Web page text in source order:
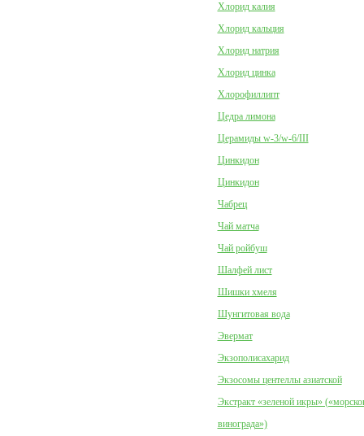
Хлорид калия
Хлорид кальция
Хлорид натрия
Хлорид цинка
Хлорофиллипт
Цедра лимона
Церамиды w-3/w-6/III
Цинкидон
Цинкидон
Чабрец
Чай матча
Чай ройбуш
Шалфей лист
Шишки хмеля
Шунгитовая вода
Эвермат
Экзополисахарид
Экзосомы центеллы азиатской
Экстракт «зеленой икры»
винограда»)